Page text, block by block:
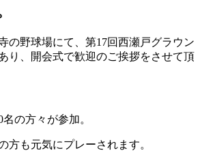
の野球場にて、第17回西瀬戸グラウン
り、開会式で歓迎のご挨拶をさせて頂
の方々が参加。
方も元気にプレーされます。